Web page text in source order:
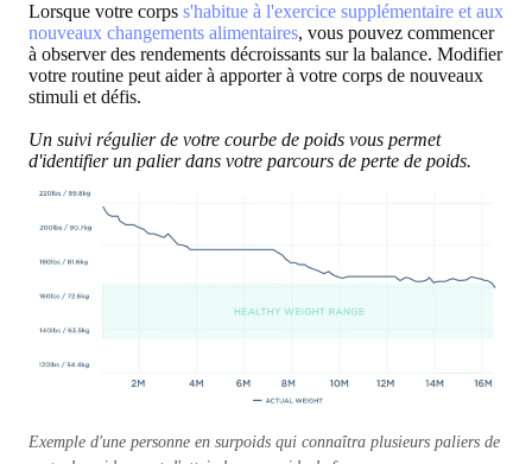
Lorsque votre corps s'habitue à l'exercice supplémentaire et aux
nouveaux changements alimentaires, vous pouvez commencer
à observer des rendements décroissants sur la balance. Modifier
votre routine peut aider à apporter à votre corps de nouveaux
stimuli et défis.
Un suivi régulier de votre courbe de poids vous permet
d'identifier un palier dans votre parcours de perte de poids.
Exemple d'une personne en surpoids qui connaîtra plusieurs paliers de